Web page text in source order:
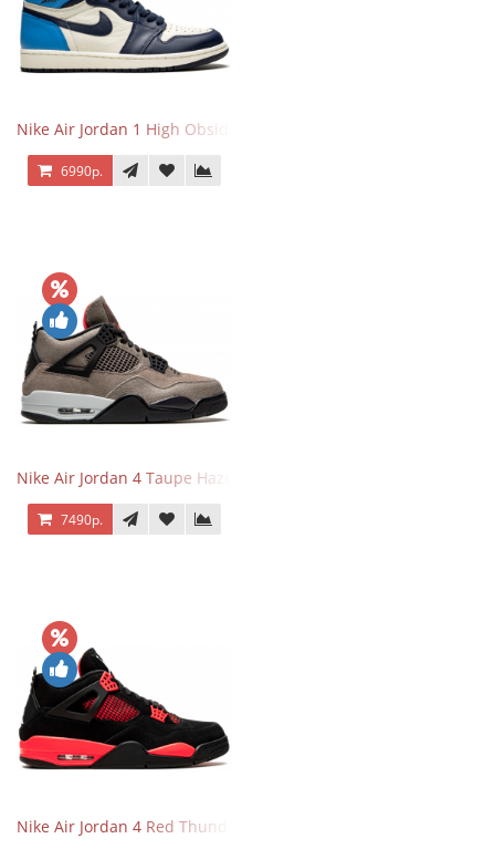
Nike Air Jordan 1 High Obsidian University Blue
6990р.
Nike Air Jordan 4 Taupe Haze
7490р.
Nike Air Jordan 4 Red Thunder